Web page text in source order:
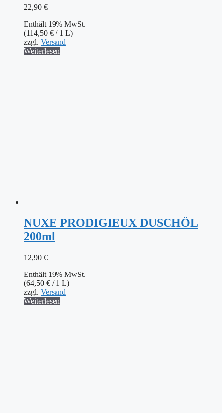
22,90 €
Enthält 19% MwSt.
(114,50 € / 1 L)
zzgl. Versand
Weiterlesen
NUXE PRODIGIEUX DUSCHÖL
200ml
12,90 €
Enthält 19% MwSt.
(64,50 € / 1 L)
zzgl. Versand
Weiterlesen